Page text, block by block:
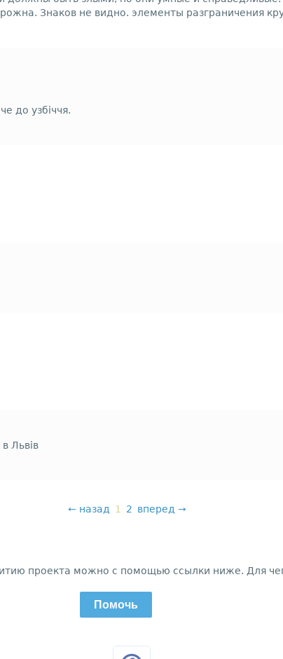
Знаков не видно. элементы разграничения
до узбіччя.
Львів
← назад 1 2 вперед →
проекта можно с помощью ссылки ниже. Для
Помочь